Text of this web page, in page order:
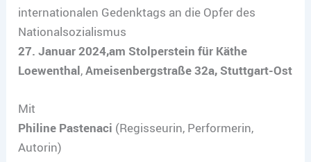
internationalen Gedenktags an die Opfer des
Nationalsozialismus
27. Januar 2024,am Stolperstein für Käthe
Loewenthal,Ameisenbergstraße 32a, Stuttgart-Ost
Mit
Philine Pastenaci (Regisseurin, Performerin,
Autorin)